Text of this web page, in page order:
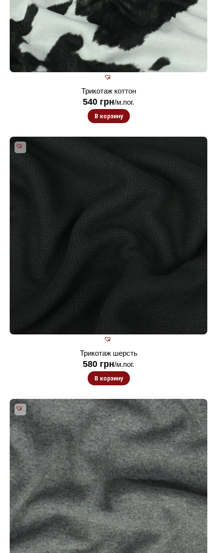
Трикотаж коттон
540 грн/м.пог.
В корзину
Трикотаж шерсть
580 грн/м.пог.
В корзину